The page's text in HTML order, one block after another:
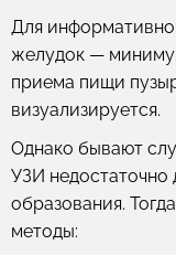
Для
желудок —
приема пищи
визуализируется.
Однако бывают
УЗИ недостаточно
образования.
методы: